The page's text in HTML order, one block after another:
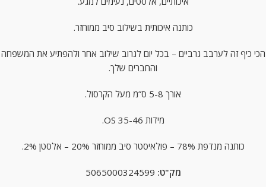
כותנה איכותית בשילוב סיב ממוחזר.
הכי כיף זה לערבב גרביים – בכל יום לגרוב שילוב אחר ולהפתיע את המשפחה
והחברים שלך.
אורך 5-8 ס”מ מעל הקרסול.
מידות OS 35-46.
כותנה מנדפת 78% – פולאיסטר סיב ממוחזר 20% – אלסטן 2%.
מק"ט: 5065000324599